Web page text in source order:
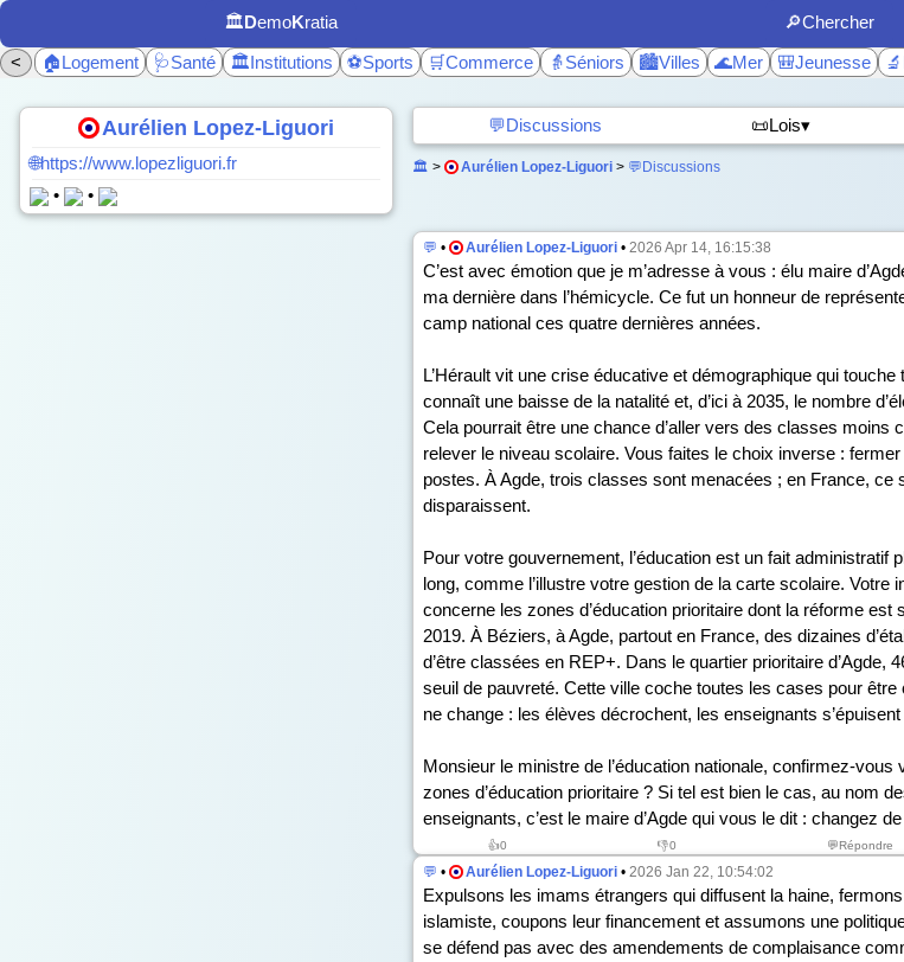
🏛️DemoKratia 🔎Chercher
<
🏠Logement 🩺Santé 🏛️Institutions ⚽Sports 🛒Commerce 👵Séniors 🏙️Villes 🌊Mer 🎒Jeunesse
Aurélien Lopez-Liguori
🌐https://www.lopezliguori.fr
•
•
💬Discussions 📜Lois▾
🏛️ > Aurélien Lopez-Liguori> 💬Discussions
💬 • Aurélien Lopez-Liguori• 2026 Apr 14, 16:15:38
C’est avec émotion que je m’adresse à vous : élu maire
ma dernière dans l’hémicycle. Ce fut un honneur de
camp national ces quatre dernières années.
L’Hérault vit une crise éducative et démographique qui
connaît une baisse de la natalité et, d’ici à 2035, le nombre
Cela pourrait être une chance d’aller vers des classes moins
relever le niveau scolaire. Vous faites le choix inverse :
postes. À Agde, trois classes sont menacées ; en France, ce
disparaissent.
Pour votre gouvernement, l’éducation est un fait administratif
long, comme l’illustre votre gestion de la carte scolaire. Votre
concerne les zones d’éducation prioritaire dont la réforme
2019. À Béziers, à Agde, partout en France, des dizaines
d’être classées en REP+. Dans le quartier prioritaire d’Agde,
seuil de pauvreté. Cette ville coche toutes les cases pour
ne change : les élèves décrochent, les enseignants
Monsieur le ministre de l’éducation nationale, confirmez-
zones d’éducation prioritaire ? Si tel est bien le cas, au nom
enseignants, c’est le maire d’Agde qui vous le dit : changez
👍0 👎0 💬Répondre
💬 • Aurélien Lopez-Liguori• 2026 Jan 22, 10:54:02
Expulsons les imams étrangers qui diffusent la haine,
islamiste, coupons leur financement et assumons une
se défend pas avec des amendements de complaisance